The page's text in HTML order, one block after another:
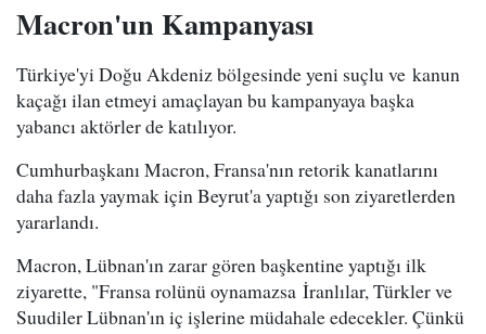
Macron'un Kampanyası
Türkiye'yi Doğu Akdeniz bölgesinde yeni suçlu ve kanun
kaçağı ilan etmeyi amaçlayan bu kampanyaya başka
yabancı aktörler de katılıyor.
Cumhurbaşkanı Macron, Fransa'nın retorik kanatlarını
daha fazla yaymak için Beyrut'a yaptığı son ziyaretlerden
yararlandı.
Macron, Lübnan'ın zarar gören başkentine yaptığı ilk
ziyarette, "Fransa rolünü oynamazsa İranlılar, Türkler ve
Suudiler Lübnan'ın iç işlerine müdahale edecekler. Çünkü